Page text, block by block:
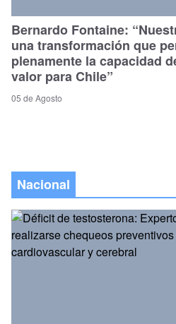
Bernardo Fontaine:
una transformación que
plenamente la capacidad
valor para Chile”
05 de Agosto
Nacional